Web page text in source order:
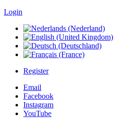
Login
Register
Email
Facebook
Instagram
YouTube